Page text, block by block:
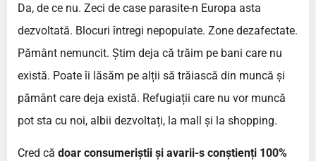
Da, de ce nu. Zeci de case parasite-n Europa asta
dezvoltată. Blocuri întregi nepopulate. Zone dezafectate.
Pământ nemuncit. Știm deja că trăim pe bani care nu
există. Poate îi lăsăm pe alții să trăiască din muncă și
pământ care deja există. Refugiații care nu vor muncă
pot sta cu noi, albii dezvoltați, la mall și la shopping.
Cred că doar consumeriștii și avarii-s conștienți 100%